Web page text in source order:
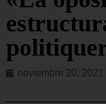
noviembre 20, 2021